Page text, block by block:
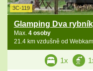
3C-119
Glamping Dva
Max. 4 osoby
21.4 km vzdušně od
1x